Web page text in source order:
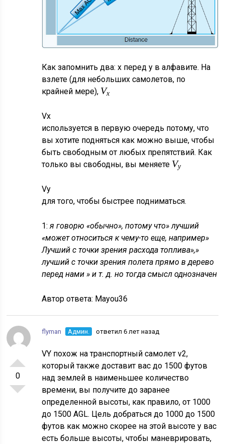
Как запомнить два: x перед y в алфавите. На
взлете (для небольших самолетов, по
крайней мере), Vx
Vx
используется в первую очередь потому, что
вы хотите подняться как можно выше, чтобы
быть свободным от любых препятствий. Как
только вы свободны, вы меняете Vy
Vy
для того, чтобы быстрее подниматься.
1:я говорю «обычно», потому что» лучший
«может относиться к чему-то еще, например»
Лучший с точки зрения расхода топлива»,»
лучший с точки зрения полета прямо в дерево
перед нами » и т. д. но тогда смысл однозначен
Автор ответа: Mayou36
0
flyman Админ. ответил 6 лет назад
VY похож на транспортный самолет v2,
который также доставит вас до 1500 футов
над землей в наименьшее количество
времени, вы получите до заранее
определенной высоты, как правило, от 1000
до 1500 AGL. Цель добраться до 1000 до 1500
футов как можно скорее на этой высоте у вас
есть больше высоты, чтобы маневрировать,